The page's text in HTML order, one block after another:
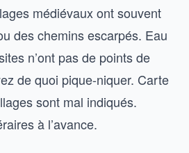
médiévaux ont souvent
des chemins escarpés. Eau
n’ont pas de points de
de quoi pique-niquer. Carte
sont mal indiqués.
à l’avance.